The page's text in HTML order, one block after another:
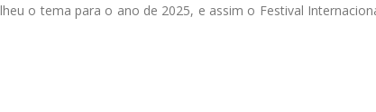
o tema para o ano de 2025, e assim o Festival